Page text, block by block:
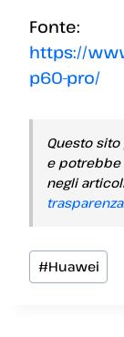
Fonte:
https://
p60-pro/
Questo
e
negli
trasparenza
Tag
articolo:
#Huawei